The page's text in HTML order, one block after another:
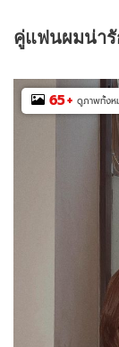
คู่แฟนผมน่ารั
65+ ดูภาพทั้งห